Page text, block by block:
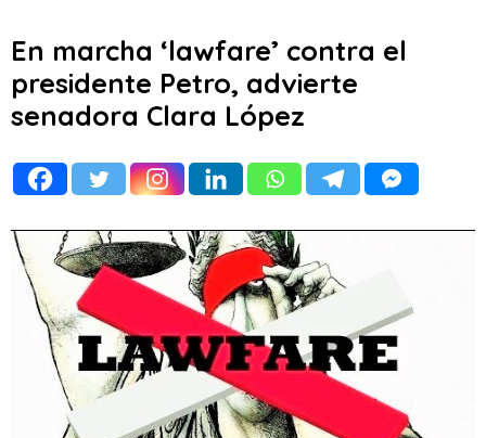
En marcha ‘lawfare’ contra el
presidente Petro, advierte
senadora Clara López